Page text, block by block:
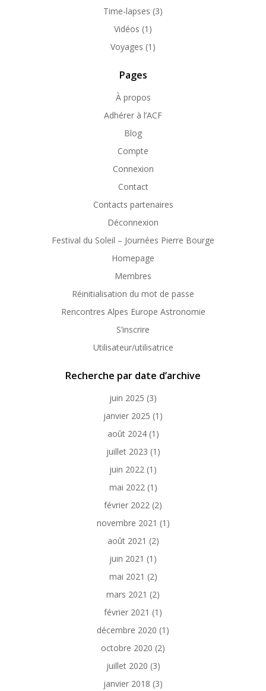
Time-lapses (3)
Vidéos (1)
Voyages (1)
Pages
À propos
Adhérer à l’ACF
Blog
Compte
Connexion
Contact
Contacts partenaires
Déconnexion
Festival du Soleil – Journées Pierre Bourge
Homepage
Membres
Réinitialisation du mot de passe
Rencontres Alpes Europe Astronomie
S’inscrire
Utilisateur/utilisatrice
Recherche par date d’archive
juin 2025 (3)
janvier 2025 (1)
août 2024(1)
juillet 2023 (1)
juin 2022 (1)
mai 2022(1)
février 2022 (2)
novembre 2021 (1)
août 2021 (2)
juin 2021 (1)
mai 2021 (2)
mars 2021 (2)
février 2021 (1)
décembre 2020 (1)
octobre 2020 (2)
juillet 2020 (3)
janvier 2018 (3)